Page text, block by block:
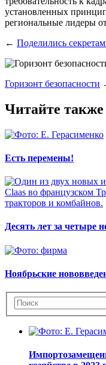
← Поделились
Горизонт безопасности
Читайте также
Есть перемены!
Десять лет за четыре
Ноябрьские